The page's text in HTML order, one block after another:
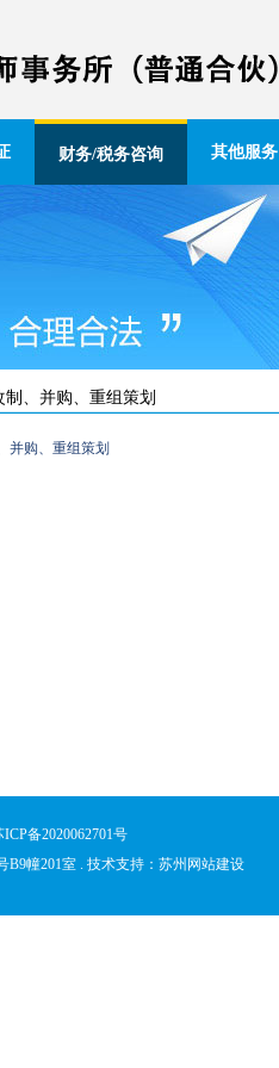
财务/税务咨询 其他服务
制、并购、重组策划
并购、重组策划
ICP备2020062701号
幢201室 . 技术支持： 苏州网站建设